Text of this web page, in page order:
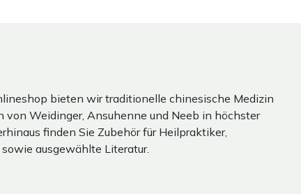
bieten wir traditionelle chinesische Medizin
von Weidinger, Ansuhenne und Neeb in höchster
finden Sie Zubehör für Heilpraktiker,
ausgewählte Literatur.